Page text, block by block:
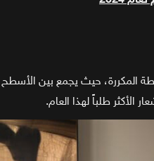
الأكثر طلباً لهذا العام.